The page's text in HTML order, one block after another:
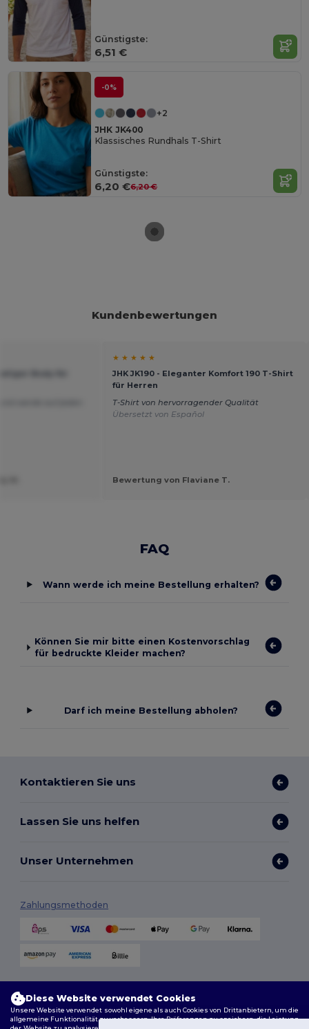
Günstigste:
6,51 €
-0%
+2
JHK JK400
Klassisches Rundhals T-Shirt
Günstigste:
6,20 €6,20 €
Kundenbewertungen
★ ★ ★ ★ ★
JHK JK190 - Eleganter Komfort 190 T-Shirt
für Herren
T-Shirt von hervorragender Qualität
Übersetzt von Español
Bewertung von Flaviane T.
FAQ
Wann werde ich meine Bestellung erhalten?
Können Sie mir bitte einen Kostenvorschlag
für bedruckte Kleider machen?
Darf ich meine Bestellung abholen?
Kontaktieren Sie uns
Lassen Sie uns helfen
Unser Unternehmen
Zahlungsmethoden
Diese Website verwendet Cookies
Unsere Website verwendet sowohl eigene als auch Cookies von Drittanbietern, um die
allgemeine Funktionalität zu verbessern, Ihre Präferenzen zu speichern, die Leistung